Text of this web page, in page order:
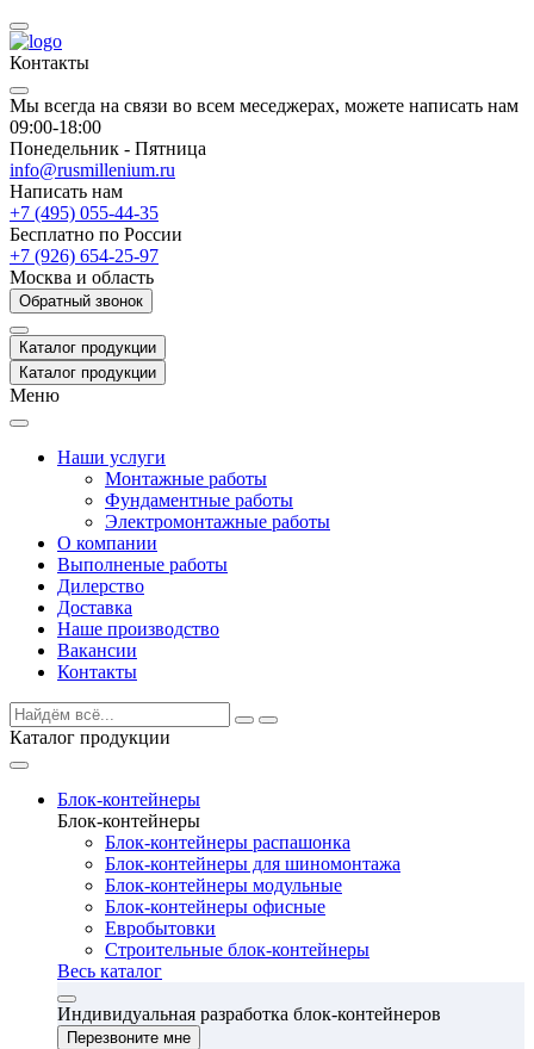
Контакты
Мы всегда на связи во всем меседжерах, можете написать нам
09:00-18:00
Понедельник - Пятница
info@rusmillenium.ru
Написать нам
+7 (495) 055-44-35
Бесплатно по России
+7 (926) 654-25-97
Москва и область
Обратный звонок
Каталог продукции
Каталог продукции
Меню
Наши услуги
Монтажные работы
Фундаментные работы
Электромонтажные работы
О компании
Выполненые работы
Дилерство
Доставка
Наше производство
Вакансии
Контакты
Каталог продукции
Блок-контейнеры
Блок-контейнеры
Блок-контейнеры распашонка
Блок-контейнеры для шиномонтажа
Блок-контейнеры модульные
Блок-контейнеры офисные
Евробытовки
Строительные блок-контейнеры
Весь каталог
Индивидуальная разработка блок-контейнеров
Перезвоните мне